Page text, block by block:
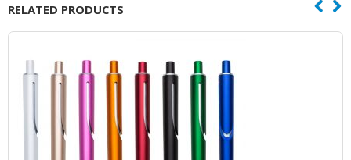
RELATED PRODUCTS